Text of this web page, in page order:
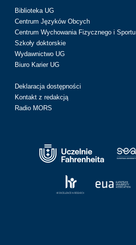
Biblioteka UG
Centrum Języków Obcych
Centrum Wychowania Fizycznego i Sportu
Szkoły doktorskie
Wydawnictwo UG
Biuro Karier UG
Deklaracja dostępności
Kontakt z redakcją
Radio MORS